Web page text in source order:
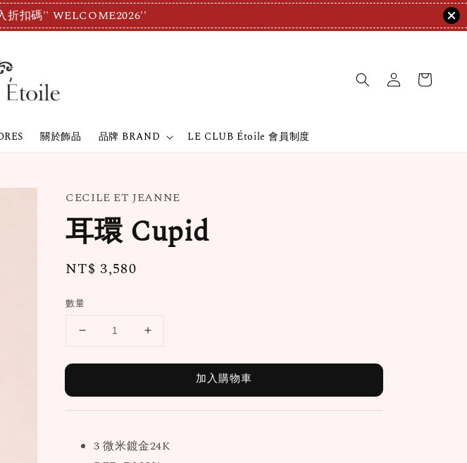
折扣碼'' WELCOME2026''
關於飾品 品牌 BRAND LE CLUB Étoile 會員制度
CECILE ET JEANNE
耳環 Cupid
Regular
NT$ 3,580
數量
加入購物車
3 微米鍍金24K